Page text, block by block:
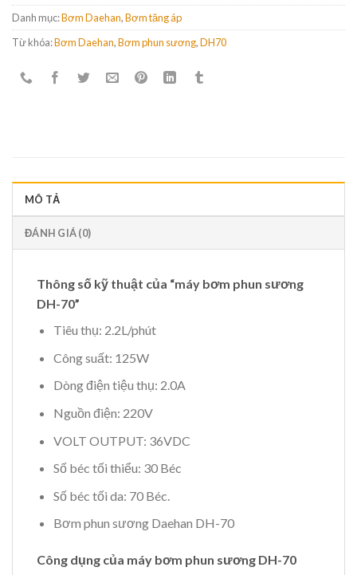
Danh mục:Bơm Daehan,Bơm tăng áp
Từ khóa:Bơm Daehan,Bơm phun sương,DH70
MÔ TẢ
ĐÁNH GIÁ (0)
Thông số kỹ thuật của “máy bơm phun sương
DH-70”
Tiêu thụ: 2.2L/phút
Công suất: 125W
Dòng điện tiệu thụ: 2.0A
Nguồn điện: 220V
VOLT OUTPUT: 36VDC
Số béc tối thiểu: 30 Béc
Số béc tối da: 70 Béc.
Bơm phun sương Daehan DH-70
Công dụng của máy bơm phun sương DH-70